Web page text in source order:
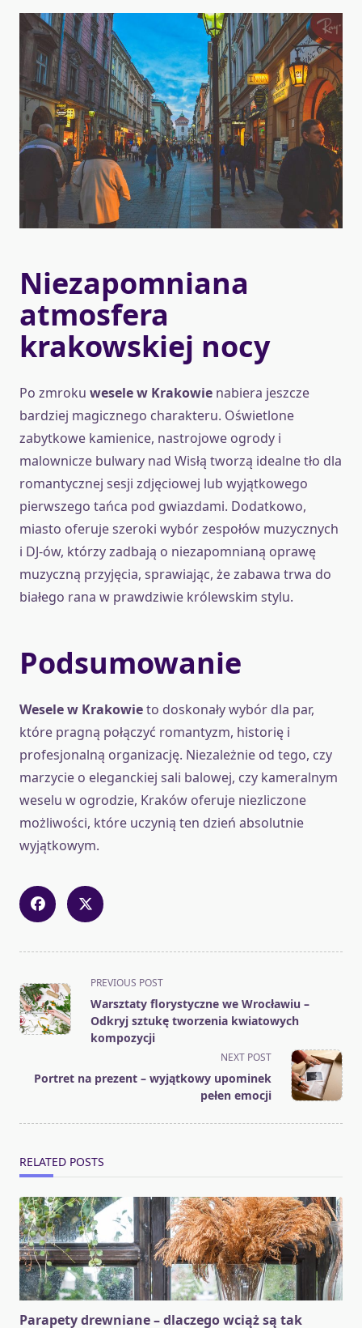
Niezapomniana
atmosfera
krakowskiej nocy
Po zmroku wesele w Krakowie nabiera jeszcze
bardziej magicznego charakteru. Oświetlone
zabytkowe kamienice, nastrojowe ogrody i
malownicze bulwary nad Wisłą tworzą idealne tło dla
romantycznej sesji zdjęciowej lub wyjątkowego
pierwszego tańca pod gwiazdami. Dodatkowo,
miasto oferuje szeroki wybór zespołów muzycznych
i DJ-ów, którzy zadbają o niezapomnianą oprawę
muzyczną przyjęcia, sprawiając, że zabawa trwa do
białego rana w prawdziwie królewskim stylu.
Podsumowanie
Wesele w Krakowieto doskonały wybór dla par,
które pragną połączyć romantyzm, historię i
profesjonalną organizację. Niezależnie od tego, czy
marzycie o eleganckiej sali balowej, czy kameralnym
weselu w ogrodzie, Kraków oferuje niezliczone
możliwości, które uczynią ten dzień absolutnie
wyjątkowym.
<span
class="nav-
subtitle
screen-
text">Page</span>
PREVIOUS POST
Warsztaty florystyczne we Wrocławiu –
Odkryj sztukę tworzenia kwiatowych
kompozycji
NEXT POST
Portret na prezent – wyjątkowy upominek
pełen emocji
RELATED POSTS
Parapety drewniane – dlaczego wciąż są tak